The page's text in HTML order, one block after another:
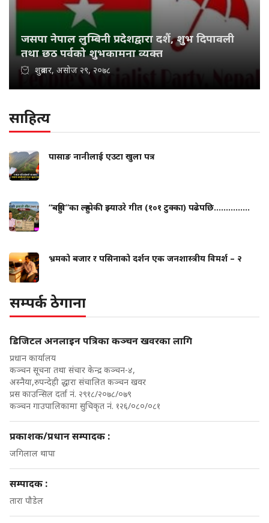
जसपा नेपाल लुम्बिनी प्रदेशद्वारा दशैं, शुभ दिपावली
तथा छठ पर्वको शुभकामना व्यक्त
शुक्रबार, असोज २९, २०७८
साहित्य
पासाङ नानीलाई एउटा खुला पत्र
“बहुवि”का ल्हुम्पेकी झ्याउरे गीत (१०१ टुक्का) पढेपछि...............
भ्रमको बजार र पसिनाको दर्शन एक जनशास्त्रीय विमर्श – २
सम्पर्क ठेगाना
डिजिटल अनलाइन पत्रिका कञ्चन खवरका लागि
प्रधान कार्यालय
कञ्चन सूचना तथा संचार केन्द्र कञ्चन-४,
अस्नैया,रुपन्देही द्धारा संचालित कञ्चन खवर
प्रस काउन्सिल दर्ता नं. २९१८/२०७८/०७९
कञ्चन गाउपालिकामा सुचिकृत नं. १२६/०८०/०८१
प्रकाशक/प्रधान सम्पादक :
जगिलाल थापा
सम्पादक :
तारा पौडेल